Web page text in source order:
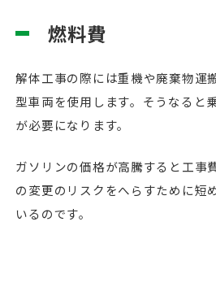
燃料費
解体工事の際には重機や廃棄物運
型車両を使用します。そうなると
が必要になります。
ガソリンの価格が高騰すると工事
の変更のリスクをへらすために短
いるのです。